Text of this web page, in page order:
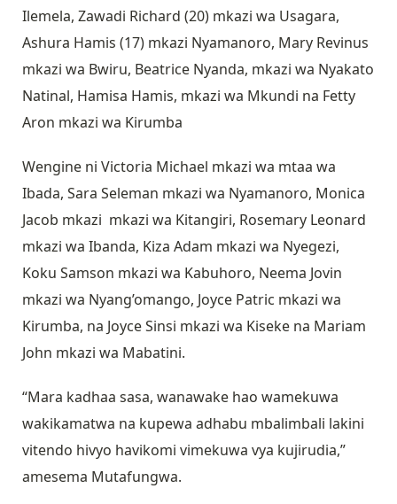
Ilemela, Zawadi Richard (20) mkazi wa Usagara,
Ashura Hamis (17) mkazi Nyamanoro, Mary Revinus
mkazi wa Bwiru, Beatrice Nyanda, mkazi wa Nyakato
Natinal, Hamisa Hamis, mkazi wa Mkundi na Fetty
Aron mkazi wa Kirumba
Wengine ni Victoria Michael mkazi wa mtaa wa
Ibada, Sara Seleman mkazi wa Nyamanoro, Monica
Jacob mkazi mkazi wa Kitangiri, Rosemary Leonard
mkazi wa Ibanda, Kiza Adam mkazi wa Nyegezi,
Koku Samson mkazi wa Kabuhoro, Neema Jovin
mkazi wa Nyang’omango, Joyce Patric mkazi wa
Kirumba, na Joyce Sinsi mkazi wa Kiseke na Mariam
John mkazi wa Mabatini.
“Mara kadhaa sasa, wanawake hao wamekuwa
wakikamatwa na kupewa adhabu mbalimbali lakini
vitendo hivyo havikomi vimekuwa vya kujirudia,”
amesema Mutafungwa.